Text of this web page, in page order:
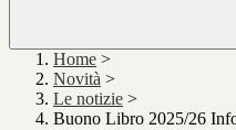
Home >
Novità >
Le notizie >
Buono Libro 2025/26